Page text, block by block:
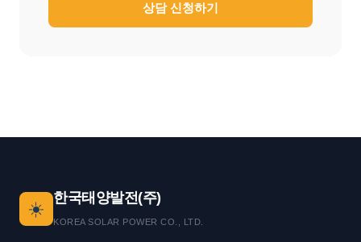
상담 신청하기
☀️
한국태양발전(주)
KOREA SOLAR POWER CO., LTD.